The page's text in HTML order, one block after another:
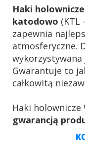
Haki
katodowo (KTL
zapewnia
atmosferyczne.
Gwarantuje to
całkowitą
Haki
gwarancją